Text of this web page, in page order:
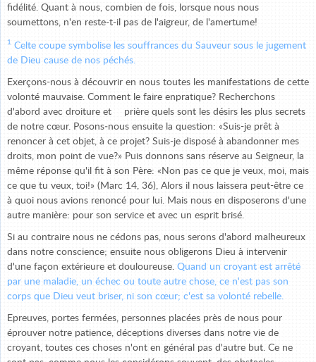
fidélité. Quant à nous, combien de fois, lorsque nous nous
soumettons, n'en reste-t-il pas de l'aigreur, de l'amertume!
1 Celte coupe symbolise les souffrances du Sauveur sous le jugement
de Dieu cause de nos péchés.
Exerçons-nous à découvrir en nous toutes les manifestations de cette
volonté mauvaise. Comment le faire enpratique? Recherchons
d'abord avec droiture et
prière quels sont les désirs les plus secrets
de notre cœur. Posons‑nous ensuite la question: «Suis-je prêt à
renoncer à cet objet, à ce projet? Suis-je disposé à abandonner mes
droits, mon point de vue?» Puis donnons sans réserve au Seigneur, la
même réponse qu'il fit à son Père: «Non pas ce que je veux, moi, mais
ce que tu veux, toi!» (Marc 14, 36), Alors il nous laissera peut-être ce
à quoi nous avions renoncé pour lui. Mais nous en disposerons d'une
autre manière: pour son service et avec un esprit brisé.
Si au contraire nous ne cédons pas, nous serons d'abord malheureux
dans notre conscience; ensuite nous obligerons Dieu à intervenir
d'une façon extérieure et douloureuse. Quand un croyant est arrêté
par une maladie, un échec ou toute autre chose, ce n'est pas son
corps que Dieu veut briser, ni son cœur; c'est sa volonté rebelle.
Epreuves, portes fermées, personnes placées près de nous pour
éprouver notre patience, déceptions diverses dans notre vie de
croyant, toutes ces choses n'ont en général pas d'autre but. Ce ne